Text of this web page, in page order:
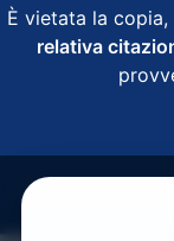
È vietata la
relativa